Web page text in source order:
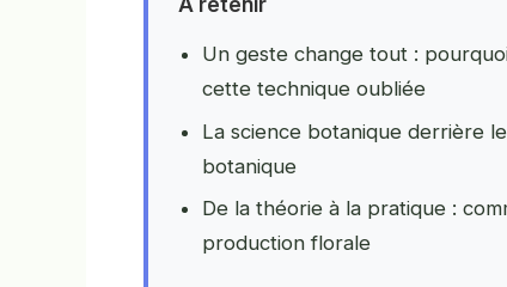
Un geste change tout :
cette technique oubliée
La science botanique derrière
botanique
De la théorie à la pratique :
production florale